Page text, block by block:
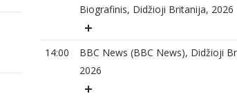
Biografinis, Didžioji Britanija, 2026
14:00
BBC News (BBC News), Didžioji
2026